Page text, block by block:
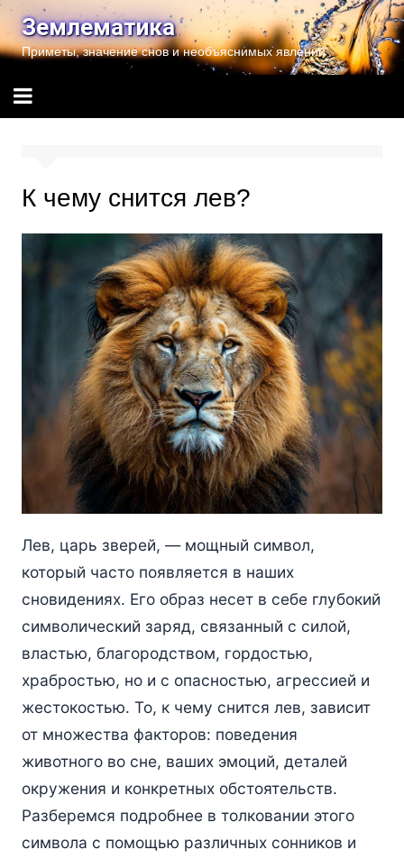
Перейти
содержимому
Землематика
Приметы, значение снов и необъяснимых явлений
К чему снится лев?
Лев, царь зверей, — мощный символ,
который часто появляется в наших
сновидениях. Его образ несет в себе глубокий
символический заряд, связанный с силой,
властью, благородством, гордостью,
храбростью, но и с опасностью, агрессией и
жестокостью. То, к чему снится лев, зависит
от множества факторов: поведения
животного во сне, ваших эмоций, деталей
окружения и конкретных обстоятельств.
Разберемся подробнее в толковании этого
символа с помощью различных сонников и